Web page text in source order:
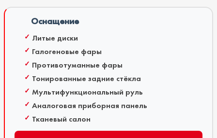
Оснащение
Литые диски
Галогеновые фары
Противотуманные фары
Тонированные задние стёкла
Мультифункциональный руль
Аналоговая приборная панель
Тканевый салон